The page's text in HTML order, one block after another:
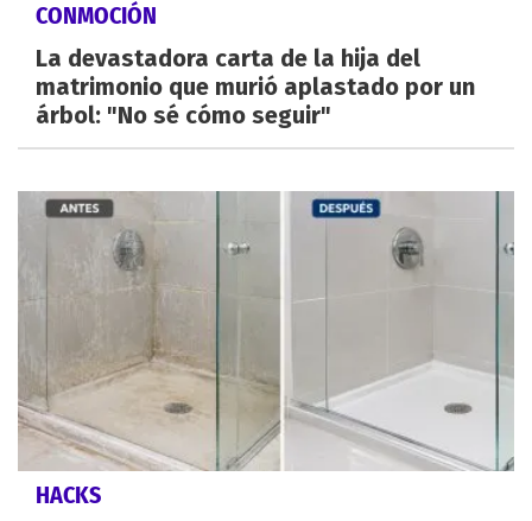
CONMOCIÓN
La devastadora carta de la hija del
matrimonio que murió aplastado por un
árbol: "No sé cómo seguir"
HACKS